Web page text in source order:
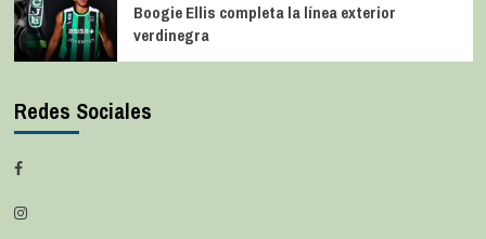
Boogie Ellis completa la línea exterior
verdinegra
Redes Sociales